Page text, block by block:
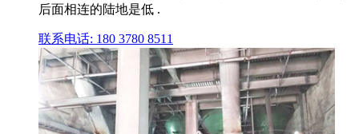
后面相连的陆地是低 .
联系电话: 180 3780 8511